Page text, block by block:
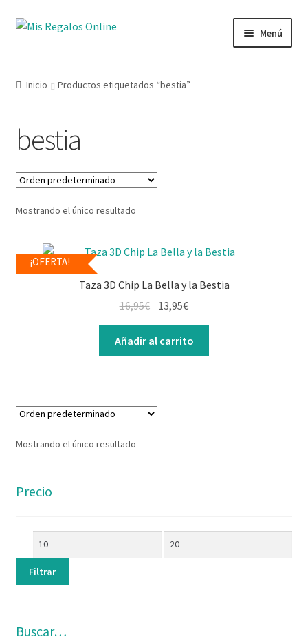
Menú
Secciones
Ofertas
Novedades
Lista de deseos
Inicio Productos etiquetados “bestia”
bestia
Mostrando el único resultado
¡OFERTA!
Taza 3D Chip La Bella y la Bestia
16,95€ 13,95€
Añadir al carrito
Mostrando el único resultado
Precio
Filtrar
Buscar…